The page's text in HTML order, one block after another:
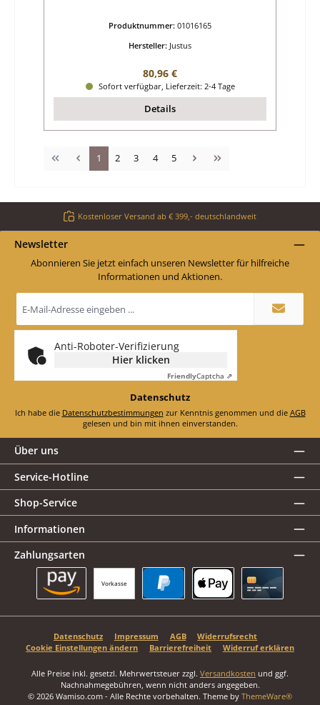
Produktnummer: 01016165
Hersteller: Justus
Regulärer Preis:
80,96 €
Sofort verfügbar, Lieferzeit: 2-4 Tage
Details
Seite
1 Seite
2 Seite
3 Seite
4 Seite
5
Kostenloser Versand ab € 399,- deutschlandweit
Newsletter
Abonnieren Sie jetzt einfach unseren Newsletter für hilfreiche
Informationen und Aktionen.
Mail-
Adresse
*
Anti-Roboter-Verifizierung
Hier klicken
FriendlyCaptcha ⇗
Datenschutz
Ich habe die Datenschutzbestimmungen zur Kenntnis genommen und die AGB
gelesen und bin mit ihnen einverstanden.
Über uns
Service-Hotline
Shop-Service
Informationen
Zahlungsarten
Vorkasse
Datenschutz Impressum AGB
Widerrufsrecht
Cookie Einstellungen ändern
Barrierefreiheit Widerruf erklären
Alle Preise inkl. gesetzl. Mehrwertsteuer zzgl. Versandkosten und ggf.
Nachnahmegebühren, wenn nicht anders angegeben.
© 2026 Wamiso.com - Alle Rechte vorbehalten. Theme by ThemeWare®